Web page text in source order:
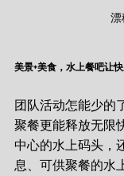
漂
美景+美食，水上餐吧让
团队活动怎能少的
聚餐更能释放无限
中心的水上码头，
息、可供聚餐的水